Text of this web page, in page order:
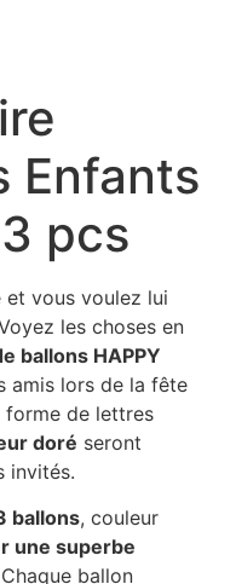
Enfants
pcs
et vous voulez lui
les choses en
ballons HAPPY
amis lors de la fête
forme de lettres
doré seront
invités.
ballons, couleur
une superbe
Chaque ballon